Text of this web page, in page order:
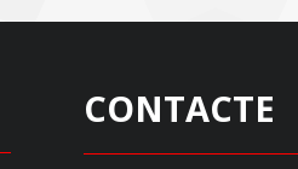
CONTACTE